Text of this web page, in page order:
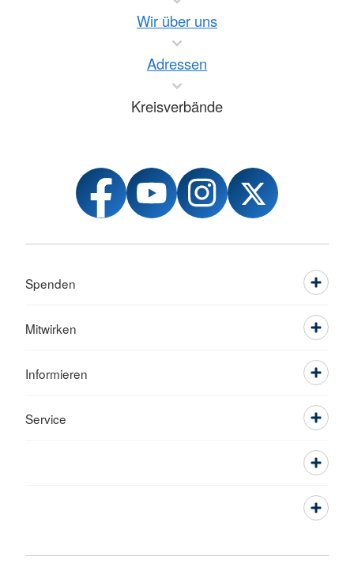
Wir über uns
Adressen
Kreisverbände
Spenden
Mitwirken
Informieren
Service